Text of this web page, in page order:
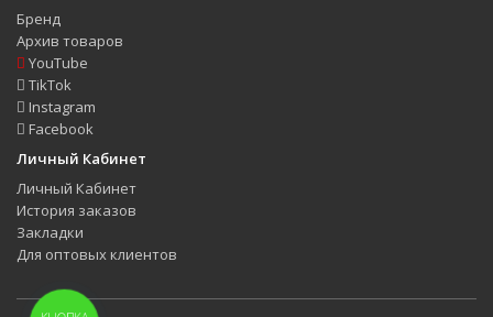
Бренд
Архив товаров
YouTube
TikTok
Instagram
Facebook
Личный Кабинет
Личный Кабинет
История заказов
Закладки
Для оптовых клиентов